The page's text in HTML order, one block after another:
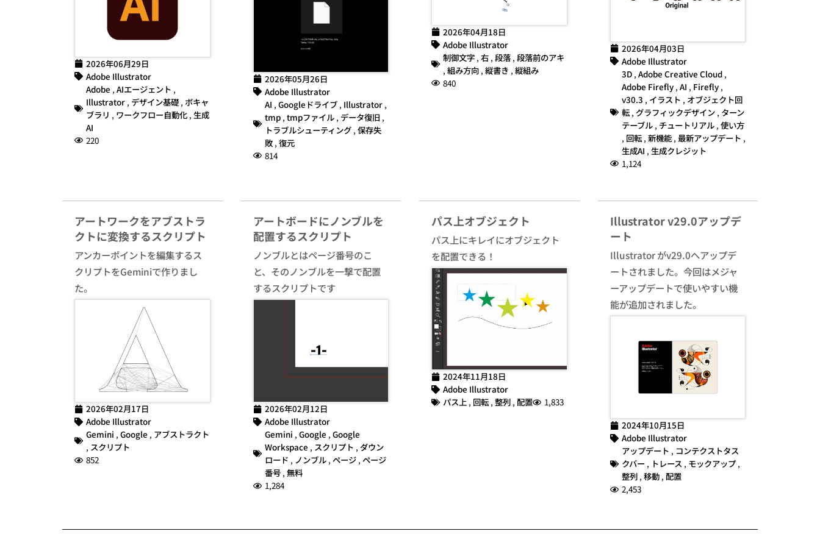
2026年06月29日
Adobe Illustrator
Adobe , AIエージェント ,
Illustrator , デザイン基礎 , ボキャ
ブラリ , ワークフロー自動化 , 生成
AI
220
2026年05月26日
Adobe Illustrator
AI , Googleドライブ, Illustrator,
tmp, tmpファイル, データ復旧 ,
トラブルシューティング, 保存失
敗, 復元
814
2026年04月18日
Adobe Illustrator
制御文字 , 右 , 段落 , 段落前のアキ
, 組み方向 , 縦書き , 縦組み
840
2026年04月03日
Adobe Illustrator
3D, Adobe Creative Cloud,
Adobe Firefly, AI , Firefly,
v30.3 , イラスト , オブジェクト回
転, グラフィックデザイン, ターン
テーブル, チュートリアル, 使い方
, 回転, 新機能, 最新アップデート ,
生成AI , 生成クレジット
1,124
アートワークをアブストラ
クトに変換するスクリプト
アンカーポイントを編集するス
クリプトをGeminiで作りまし
た。
2026年02月17日
Adobe Illustrator
Gemini , Google , アブストラクト
, スクリプト
852
アートボードにノンブルを
配置するスクリプト
ノンブルとはページ番号のこ
と、そのノンブルを一撃で配置
するスクリプトです
2026年02月12日
Adobe Illustrator
Gemini , Google , Google
Workspace , スクリプト , ダウン
ロード , ノンブル, ページ, ページ
番号, 無料
1,284
パス上オブジェクト
パス上にキレイにオブジェクト
を配置できる！
2024年11月18日
Adobe Illustrator
パス上 , 回転 , 整列 , 配置 1,833
Illustrator v29.0アップデ
ート
Illustrator がv29.0へアップデ
ートされました。今回はメジャ
ーアップデートで使いやすい機
能が追加されました。
2024年10月15日
Adobe Illustrator
アップデート , コンテクストタス
クバー, トレース , モックアップ,
整列, 移動, 配置
2,453